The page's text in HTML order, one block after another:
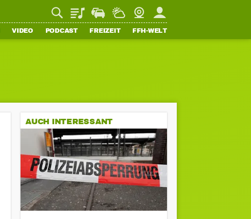
PlaylistStaupilotWetterWebcamMein FFH
VIDEO PODCAST FREIZEIT FFH-WELT
AUCH INTERESSANT